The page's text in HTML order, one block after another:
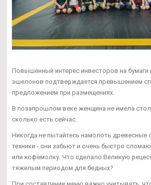
Повышенный интерес инвесторов на бумаги
эшелонов подтверждается превышением
предложением при размещениях.
В позапрошлом веке женщина не имела
сколько есть сейчас.
Никогда не пытайтесь намолоть
техники - они забьют и очень быстро
или кофемолку. Что сделало Великую
тяжелым периодом для бедных?